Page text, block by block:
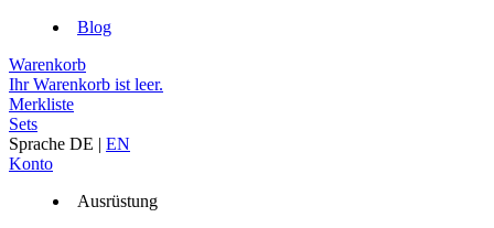
Blog
Warenkorb
Ihr Warenkorb ist leer.
Merkliste
Sets
Sprache DE | EN
Konto
Ausrüstung